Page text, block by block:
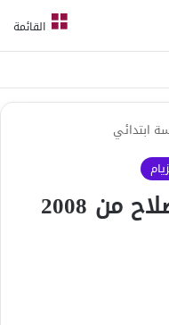
القائمة
ابتدائي
مناظرات السيزيام بالاصلاح من 2008